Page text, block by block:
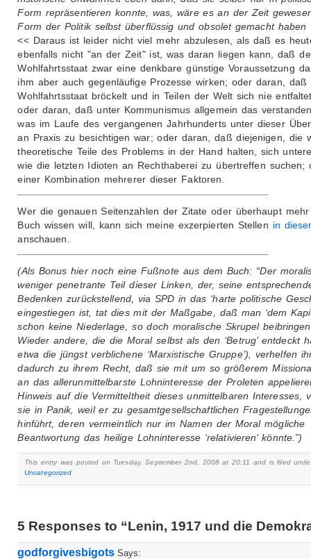
Form repräsentieren konnte, was, wäre es an der Zeit
Form der Politik selbst überflüssig und obsolet gemacht haben
<< Daraus ist leider nicht viel mehr abzulesen, als daß es
ebenfalls nicht "an der Zeit" ist, was daran liegen kann, daß
Wohlfahrtsstaat zwar eine denkbare günstige Voraussetzung
ihm aber auch gegenläufige Prozesse wirken; oder daran, daß
Wohlfahrtsstaat bröckelt und in Teilen der Welt sich nie
oder daran, daß unter Kommunismus allgemein das
was im Laufe des vergangenen Jahrhunderts unter dieser
an Praxis zu besichtigen war; oder daran, daß diejenigen, die
theoretische Teile des Problems in der Hand halten, sich
wie die letzten Idioten an Rechthaberei zu übertreffen suchen;
einer Kombination mehrerer dieser Faktoren.
Wer die genauen Seitenzahlen der Zitate oder überhaupt
Buch wissen will, kann sich meine exzerpierten Stellen in
anschauen.
(Als Bonus hier noch eine Fußnote aus dem Buch: “Der
weniger penetrante Teil dieser Linken, der, seine
Bedenken zurückstellend, via SPD in das ‘harte politische
eingestiegen ist, tat dies mit der Maßgabe, daß man ‘dem
schon keine Niederlage, so doch moralische Skrupel
Wieder andere, die die Moral selbst als den ‘Betrug’ entdeckt
etwa die jüngst verblichene ‘Marxistische Gruppe’), verhelfen
dadurch zu ihrem Recht, daß sie mit um so größerem
an das allerunmittelbarste Lohninteresse der Proleten
Hinweis auf die Vermitteltheit dieses unmittelbaren Interesses,
sie in Panik, weil er zu gesamtgesellschaftlichen
hinführt, deren vermeintlich nur im Namen der Moral mögliche
Beantwortung das heilige Lohninteresse ‘relativieren’ könnte.”)
This entry was posted on Tuesday, September 2nd, 2008 at 20:11 and is filed
Uncategorized
5 Responses to “Lenin, 1917 und die
godforgivesbigots Says: